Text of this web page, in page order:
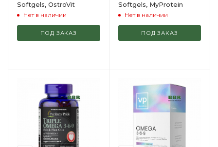
Softgels, OstroVit
Нет в наличии
ПОД ЗАКАЗ
Softgels, MyProtein
Нет в наличии
ПОД ЗАКАЗ